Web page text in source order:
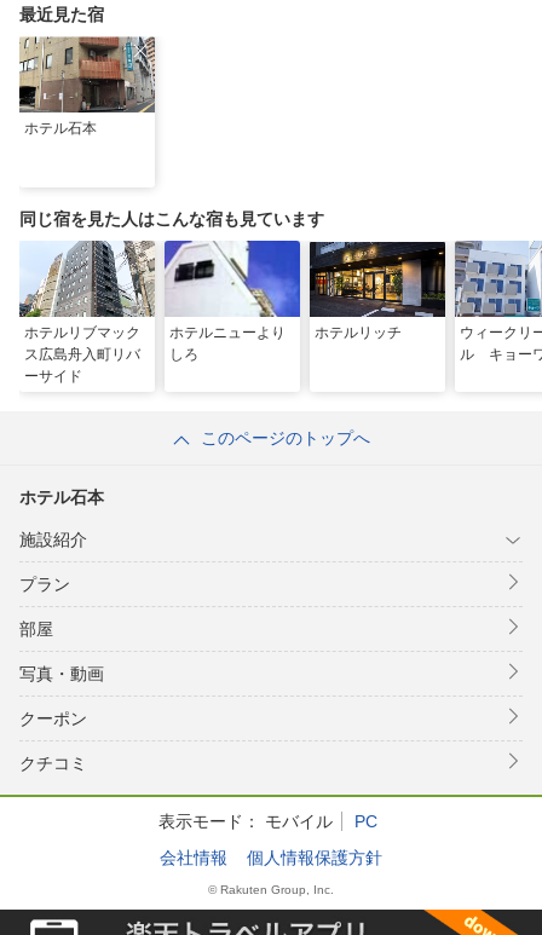
最近見た宿
ホテル石本
同じ宿を見た人はこんな宿も見ています
ホテルリブマック
ス広島舟入町リバ
ーサイド
ホテルニューより
しろ
ホテルリッチ
ウィークリ
ル キョー
このページのトップへ
ホテル石本
施設紹介
プラン
部屋
写真・動画
クーポン
クチコミ
表示モード： モバイル
PC
会社情報
個人情報保護方針
© Rakuten Group, Inc.